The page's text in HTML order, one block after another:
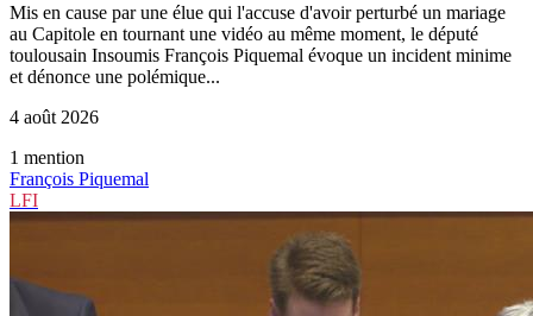
Mis en cause par une élue qui l'accuse d'avoir perturbé un mariage
au Capitole en tournant une vidéo au même moment, le député
toulousain Insoumis François Piquemal évoque un incident minime
et dénonce une polémique...
4 août 2026
1 mention
François Piquemal
LFI